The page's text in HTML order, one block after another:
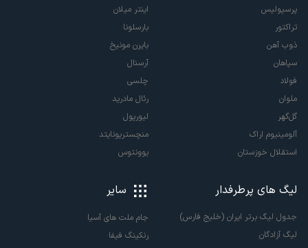
پرسپولیس
تراکتور
ذوب آهن
سپاهان
فولاد
ملوان
گل‌گهر
آلومینیوم اراک
استقلال خوزستان
اینتر میلان
بارسلونا
بایرن مونیخ
آرسنال
چلسی
رئال مادرید
لیورپول
منچستریونایتد
یوونتوس
لیگ های پرطرفدار
جدول لیگ برتر ایران (خلیج فارس)
لیگ آزادگان
سایر
جام ملت های آسیا
رنکینگ فیفا